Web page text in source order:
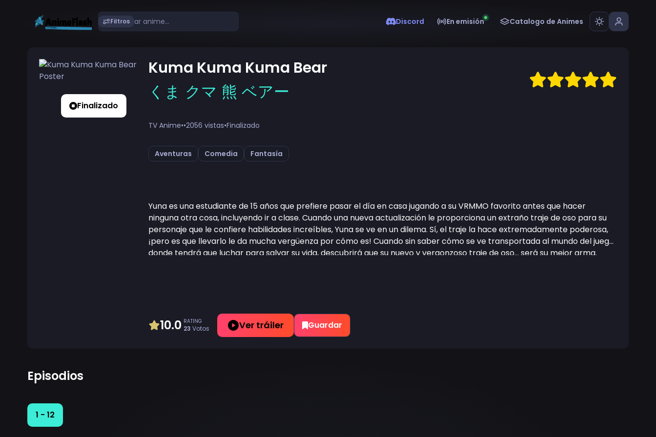
Filtros Discord En emisión Catalogo de Animes
Kuma Kuma Kuma Bear
くま クマ 熊 ベアー
TV Anime••2056 vistas•Finalizado
Aventuras Comedia Fantasía
Yuna es una estudiante de 15 años que prefiere pasar el día en casa jugando a su VRMMO favorito antes que hacer
ninguna otra cosa, incluyendo ir a clase. Cuando una nueva actualización le proporciona un extraño traje de oso para su
personaje que le confiere habilidades increíbles, Yuna se ve en un dilema. Sí, el traje la hace extremadamente poderosa,
¡pero es que llevarlo le da mucha vergüenza por cómo es! Cuando sin saber cómo se ve transportada al mundo del juego,
donde tendrá que luchar para salvar su vida, descubrirá que su nuevo y vergonzoso traje de oso... será su mejor arma.
10.0 RATING
23 Votos Ver tráiler Guardar
Finalizado
Episodios
1 - 12